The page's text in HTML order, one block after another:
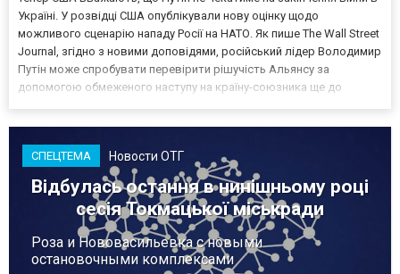
Україні. У розвідці США опублікували нову оцінку щодо
можливого сценарію нападу Росії на НАТО. Як пише The Wall Street
Journal, згідно з новими доповідями, російський лідер Володимир
Путін може спробувати перевірити рішучість Альянсу за
допомогою обмеженого наступу на країну-союзника ще до
СПЕЦТЕМА Новости ОТГ
Відбулась остання в нинішньому році
сесія Токмацької міськради
Роза и Нововасильевка с новыми
остановочными комплексами